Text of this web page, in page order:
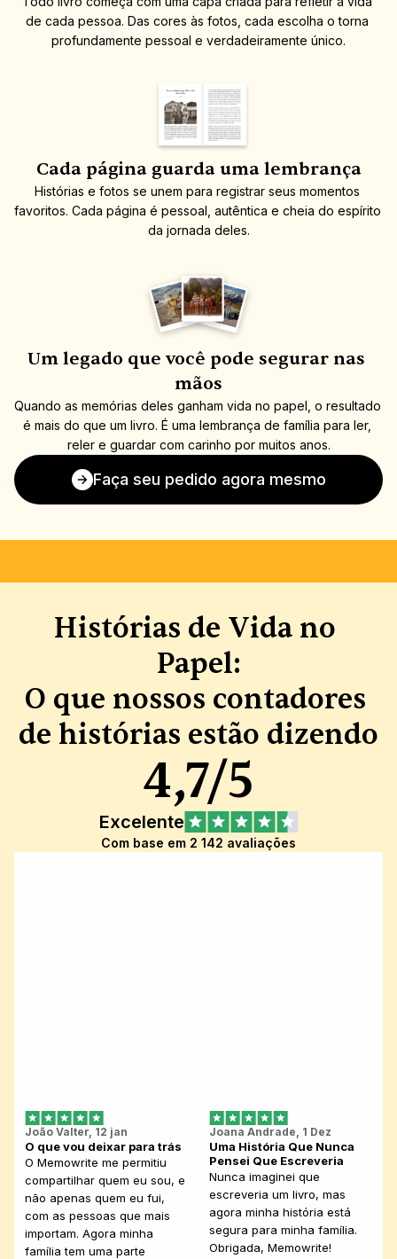
de cada pessoa. Das cores às fotos, cada escolha o torna
profundamente pessoal e verdadeiramente único.
Cada página guarda uma lembrança
Histórias e fotos se unem para registrar seus momentos
favoritos. Cada página é pessoal, autêntica e cheia do espírito
da jornada deles.
Um legado que você pode segurar nas
mãos
Quando as memórias deles ganham vida no papel, o resultado
é mais do que um livro. É uma lembrança de família para ler,
reler e guardar com carinho por muitos anos.
Faça seu pedido agora mesmo
Histórias de Vida no
Papel:
O que nossos contadores
de histórias estão dizendo
4,7/5
Excelente
Com base em 2 142 avaliações
João Valter, 12 jan
O que vou deixar para trás
O Memowrite me permitiu
compartilhar quem eu sou, e
não apenas quem eu fui,
com as pessoas que mais
importam. Agora minha
família tem uma parte
Joana Andrade, 1 Dez
Uma História Que Nunca
Pensei Que Escreveria
Nunca imaginei que
escreveria um livro, mas
agora minha história está
segura para minha família.
Obrigada, Memowrite!